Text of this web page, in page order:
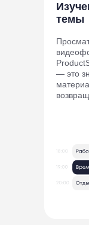
— это
темы